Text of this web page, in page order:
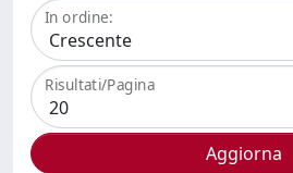
In ordine:
Risultati/Pagina